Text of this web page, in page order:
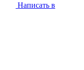
Написать в